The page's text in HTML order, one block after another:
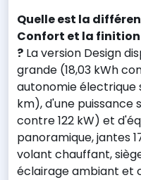
Quelle est la
Confort et la finition
? La version Design
grande (18,03 kWh
autonomie électrique
km), d'une puissance
contre 122 kW) et
panoramique, jantes
volant chauffant,
éclairage ambiant et